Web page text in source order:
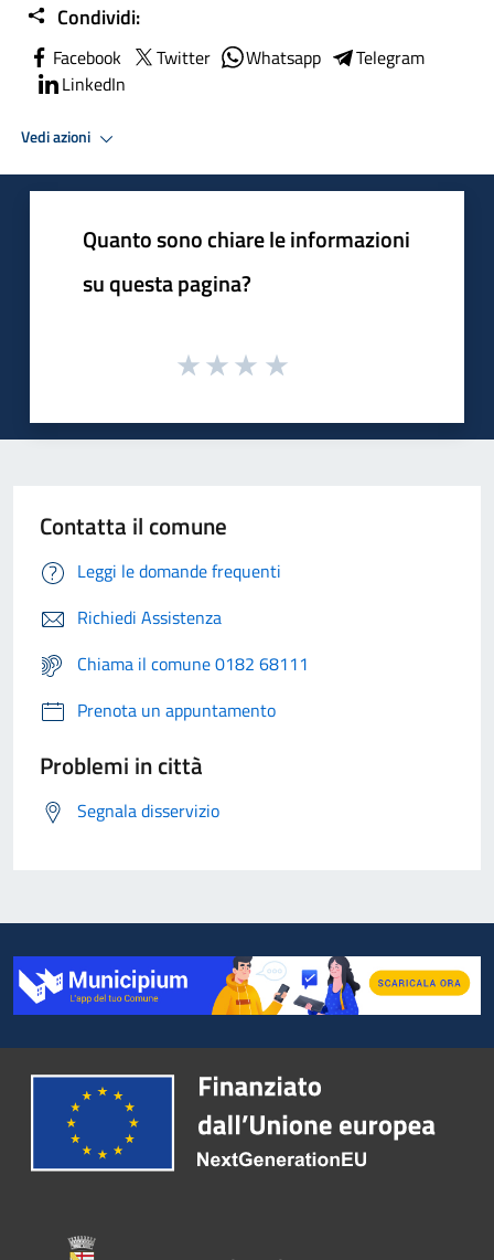
Condividi:
Facebook Twitter Whatsapp
Telegram
LinkedIn
Vedi azioni
Quanto sono chiare le informazioni
su questa pagina?
Contatta il comune
Leggi le domande frequenti
Richiedi Assistenza
Chiama il comune 0182 68111
Prenota un appuntamento
Problemi in città
Segnala disservizio